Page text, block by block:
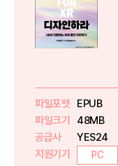
파일포맷
EPUB
파일크기
48MB
공급사
YES24
지원기기
PC